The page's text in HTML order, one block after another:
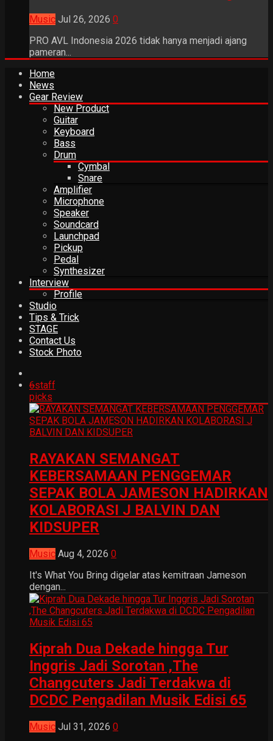
Music Jul 26, 2026 0
PRO AVL Indonesia 2026 tidak hanya menjadi ajang
pameran...
Home
News
Gear Review
New Product
Guitar
Keyboard
Bass
Drum
Cymbal
Snare
Amplifier
Microphone
Speaker
Soundcard
Launchpad
Pickup
Pedal
Synthesizer
Interview
Profile
Studio
Tips & Trick
STAGE
Contact Us
Stock Photo
6staff
picks
RAYAKAN SEMANGAT
KEBERSAMAAN PENGGEMAR
SEPAK BOLA JAMESON HADIRKAN
KOLABORASI J BALVIN DAN
KIDSUPER
Music Aug 4, 2026 0
It's What You Bring digelar atas kemitraan Jameson
dengan...
Kiprah Dua Dekade hingga Tur
Inggris Jadi Sorotan ,The
Changcuters Jadi Terdakwa di
DCDC Pengadilan Musik Edisi 65
Music Jul 31, 2026 0